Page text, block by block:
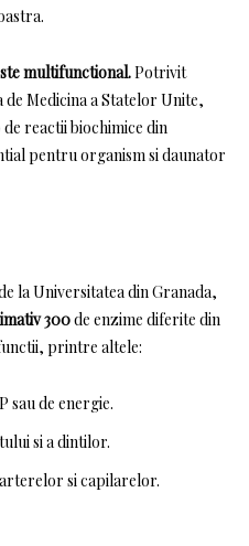
multifunctional.Potrivit
Medicina a Statelor Unite,
reactii biochimice din
pentru organism si daunator
la Universitatea din Granada,
300de enzime diferite din
printre altele:
sau de energie.
si a dintilor.
si capilarelor.